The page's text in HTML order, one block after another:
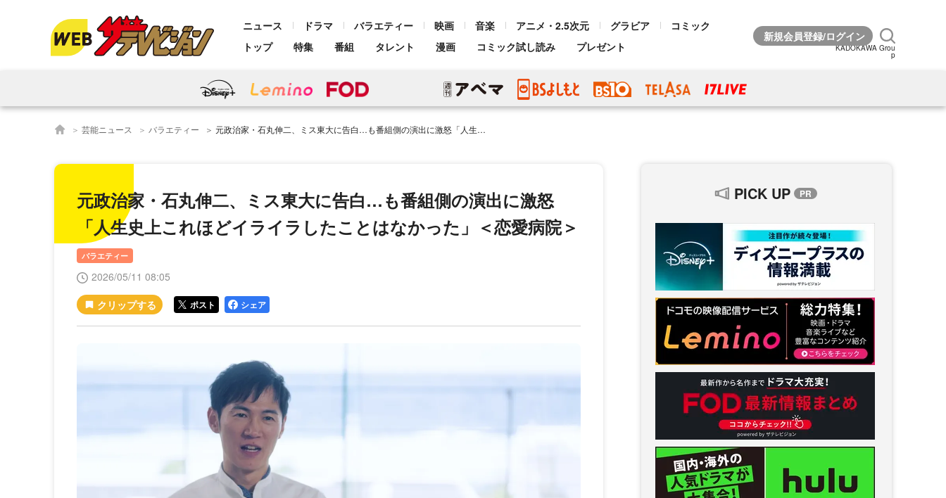
ニュース ドラマ バラエティー 映画 音楽 アニメ・2.5次元 グラビア
コミック
トップ
特集 番組 タレント 漫画 コミック試し読み プレゼント KADOKAWA Grou
p
芸能ニュース バラエティー 元政治家・石丸伸二、ミス東大に告白…も番組側の演出に激怒「人生史上これほどイライラしたことはなかった」＜恋愛病院＞
元政治家・石丸伸二、ミス東大に告白…も番組側の演出に激怒
「人生史上これほどイライラしたことはなかった」＜恋愛病院＞
バラエティー
2026/05/11 08:05
ポスト シェア
PICK UP